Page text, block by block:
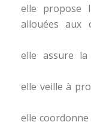
– elle
allouées aux
– elle assure
– elle veille à
– elle